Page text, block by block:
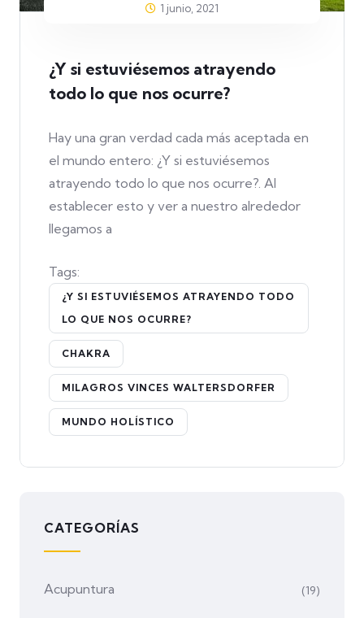
1 junio, 2021
¿Y si estuviésemos atrayendo
todo lo que nos ocurre?
Hay una gran verdad cada más aceptada en
el mundo entero: ¿Y si estuviésemos
atrayendo todo lo que nos ocurre?. Al
establecer esto y ver a nuestro alrededor
llegamos a
Tags:
¿Y SI ESTUVIÉSEMOS ATRAYENDO TODO
LO QUE NOS OCURRE?
CHAKRA
MILAGROS VINCES WALTERSDORFER
MUNDO HOLÍSTICO
CATEGORÍAS
Acupuntura (19)